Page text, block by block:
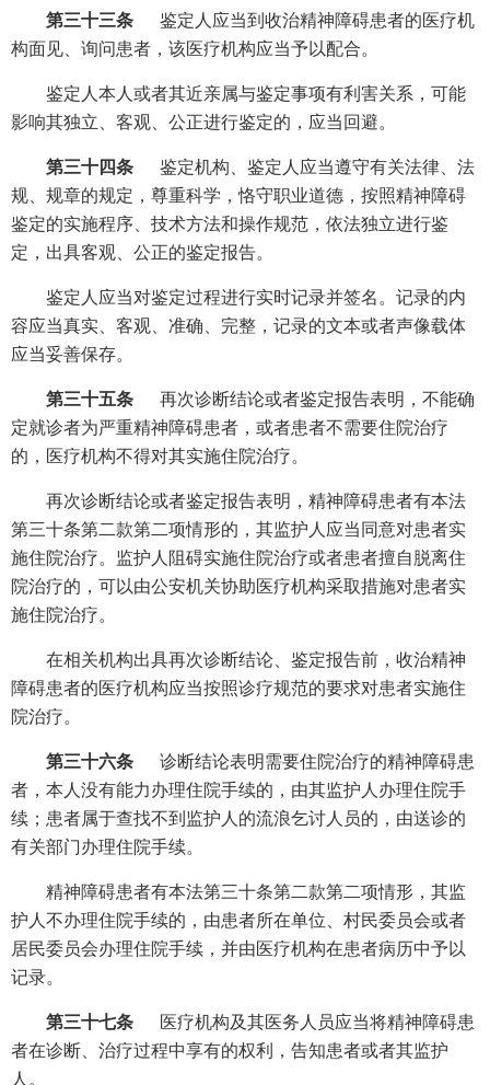
第三十三条
鉴定人应当到收治精神障碍患者的医疗机
构面见、询问患者，该医疗机构应当予以配合。
鉴定人本人或者其近亲属与鉴定事项有利害关系，可能
影响其独立、客观、公正进行鉴定的，应当回避。
第三十四条
鉴定机构、鉴定人应当遵守有关法律、法
规、规章的规定，尊重科学，恪守职业道德，按照精神障碍
鉴定的实施程序、技术方法和操作规范，依法独立进行鉴
定，出具客观、公正的鉴定报告。
鉴定人应当对鉴定过程进行实时记录并签名。记录的内
容应当真实、客观、准确、完整，记录的文本或者声像载体
应当妥善保存。
第三十五条
再次诊断结论或者鉴定报告表明，不能确
定就诊者为严重精神障碍患者，或者患者不需要住院治疗
的，医疗机构不得对其实施住院治疗。
再次诊断结论或者鉴定报告表明，精神障碍患者有本法
第三十条第二款第二项情形的，其监护人应当同意对患者实
施住院治疗。监护人阻碍实施住院治疗或者患者擅自脱离住
院治疗的，可以由公安机关协助医疗机构采取措施对患者实
施住院治疗。
在相关机构出具再次诊断结论、鉴定报告前，收治精神
障碍患者的医疗机构应当按照诊疗规范的要求对患者实施住
院治疗。
第三十六条
诊断结论表明需要住院治疗的精神障碍患
者，本人没有能力办理住院手续的，由其监护人办理住院手
续；患者属于查找不到监护人的流浪乞讨人员的，由送诊的
有关部门办理住院手续。
精神障碍患者有本法第三十条第二款第二项情形，其监
护人不办理住院手续的，由患者所在单位、村民委员会或者
居民委员会办理住院手续，并由医疗机构在患者病历中予以
记录。
第三十七条
医疗机构及其医务人员应当将精神障碍患
者在诊断、治疗过程中享有的权利，告知患者或者其监护
人。